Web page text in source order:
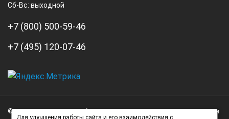
Сб-Вс: выходной
+7 (800) 500-59-46
+7 (495) 120-07-46
Нагорный
© 2026 А3 Инжиниринг Обращаем Ваше внимание на то, что данный
Для улучшения работы сайта и его взаимодействия с